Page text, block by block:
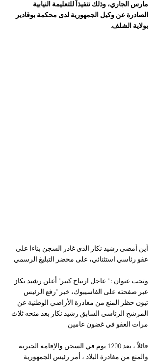
مارس الجاري، وذلك تنفيذاً للتعليمة النيابية
الصادرة عن وكيل الجمهورية لدى محكمة بوقادير
بولاية الشلف.
أين أمضى رشيد نكاز الذي غادر السجن بناءا على
عفو رئاسي استثنائي، على محضر التبليغ الرسمي.
وتحت عنوان : " عاجل ارتياح كبير" أعلن رشيد نكاز
عبر صفحته على الفاسيبوك، خبر "رفع الرئيس
تبون حظر المنع من مغادرة الأراضي الوطنية عن
المرشح الرئاسي السابق رشيد نكاز بعد منحه ثلاث
مرات العفو في غضون عامين.
قائلاً ، بعد 1200 يوم في السجن والإقامة الجبرية
والمنع من مغادرة البلاد ، أمر رئيس الجمهورية